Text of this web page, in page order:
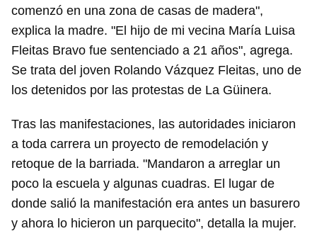
comenzó en una zona de casas de madera",
explica la madre. "El hijo de mi vecina María Luisa
Fleitas Bravo fue sentenciado a 21 años", agrega.
Se trata del joven Rolando Vázquez Fleitas, uno de
los detenidos por las protestas de La Güinera.
Tras las manifestaciones, las autoridades iniciaron
a toda carrera un proyecto de remodelación y
retoque de la barriada. "Mandaron a arreglar un
poco la escuela y algunas cuadras. El lugar de
donde salió la manifestación era antes un basurero
y ahora lo hicieron un parquecito", detalla la mujer.